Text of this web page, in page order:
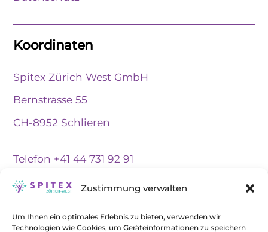
Zustimmung verwalten
Um Ihnen ein optimales Erlebnis zu bieten, verwenden wir
Technologien wie Cookies, um Geräteinformationen zu speichern
Koordinaten
Spitex Zürich West GmbH
Bernstrasse 55
CH-8952 Schlieren
Telefon +41 44 731 92 91
Notfall | WhatsApp